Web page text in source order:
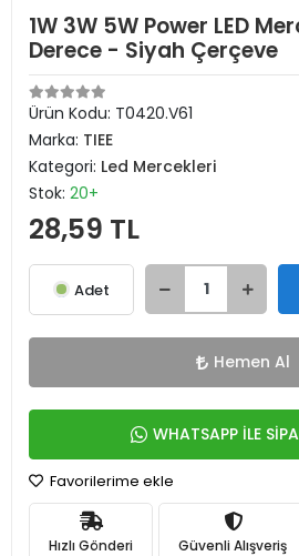
1W 3W 5W Power LED
Derece - Siyah Çerçeve
Ürün Kodu: T0420.V61
Marka: TIEE
Kategori: Led Mercekleri
Stok: 20+
28,59 TL
Adet
Hemen Al
WHATSAPP İLE
Favorilerime ekle
Hızlı Gönderi Güvenli Alışveriş